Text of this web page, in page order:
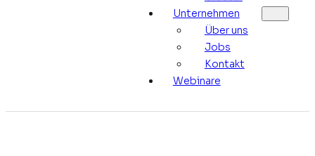
Unternehmen
Über uns
Jobs
Kontakt
Webinare